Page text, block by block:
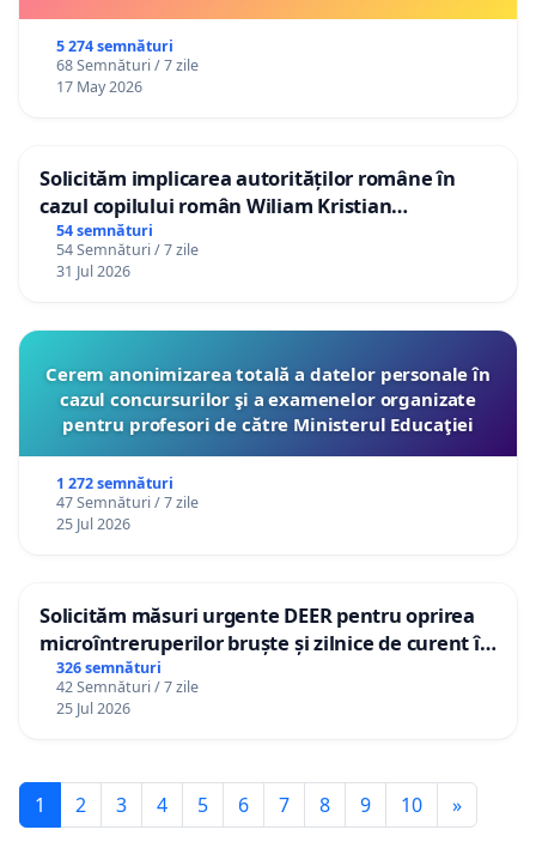
5 274 semnături
68 Semnături / 7 zile
17 May 2026
Solicităm implicarea autorităților române în
cazul copilului român Wiliam Kristian
Gheorghe, aflat în plasament în Danemarca de
12 ani
54 semnături
54 Semnături / 7 zile
31 Jul 2026
Cerem anonimizarea totală a datelor personale în
cazul concursurilor şi a examenelor organizate
pentru profesori de către Ministerul Educaţiei
1 272 semnături
47 Semnături / 7 zile
25 Jul 2026
Solicităm măsuri urgente DEER pentru oprirea
microîntreruperilor bruște și zilnice de curent în
Sâncraiu de Mureș și Nazna
326 semnături
42 Semnături / 7 zile
25 Jul 2026
1 2 3 4 5 6 7 8 9 10 »